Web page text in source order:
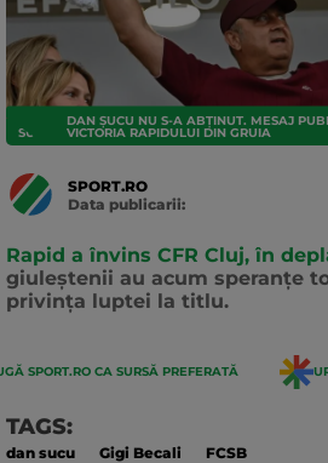
SUPERLIGA
DAN ȘUCU NU S-A ABȚINUT. MESAJ
VICTORIA RAPIDULUI DIN GRUIA
SPORT.RO
Data publicarii:
Rapid a învins CFR Cluj, în
giuleștenii au acum speranțe
privința luptei la titlu.
SPORT.RO CA SURSĂ PREFERATĂ
TAGS:
dan sucu Gigi Becali FCSB